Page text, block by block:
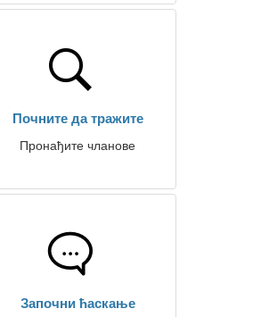
Почните да тражите
Пронађите чланове
Започни ћаскање